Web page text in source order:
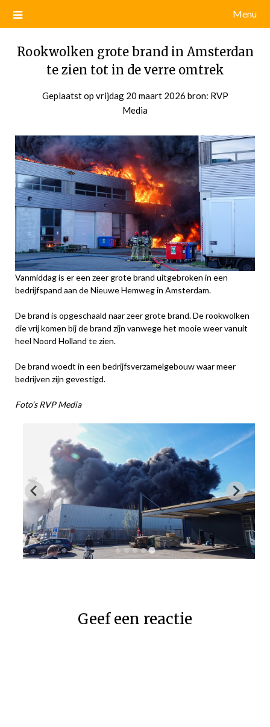
Menu
Rookwolken grote brand in Amsterdan
te zien tot in de verre omtrek
Geplaatst op vrijdag 20 maart 2026 door
bron: RVP
Media
Vanmiddag is er een zeer grote brand uitgebroken in een
bedrijfspand aan de Nieuwe Hemweg in Amsterdam.
De brand is opgeschaald naar zeer grote brand. De rookwolken
die vrij komen bij de brand zijn vanwege het mooie weer vanuit
heel Noord Holland te zien.
De brand woedt in een bedrijfsverzamelgebouw waar meer
bedrijven zijn gevestigd.
Foto’s RVP Media
Geef een reactie